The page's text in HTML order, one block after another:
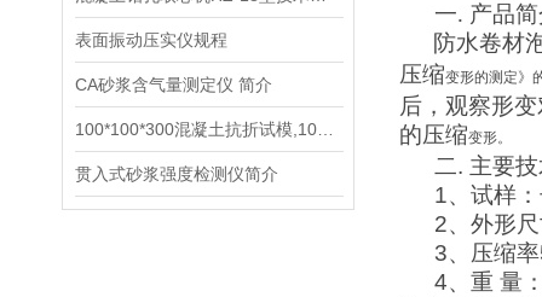
表面振动压实仪规程
CA砂浆含气量测定仪 简介
贯入式砂浆强度检测仪简介
一. 产品
防水卷材
压缩变形的测定》
后，观察形
的压缩变形。
二. 主要
1、试样
2、外形
3、压缩率
4、重 量